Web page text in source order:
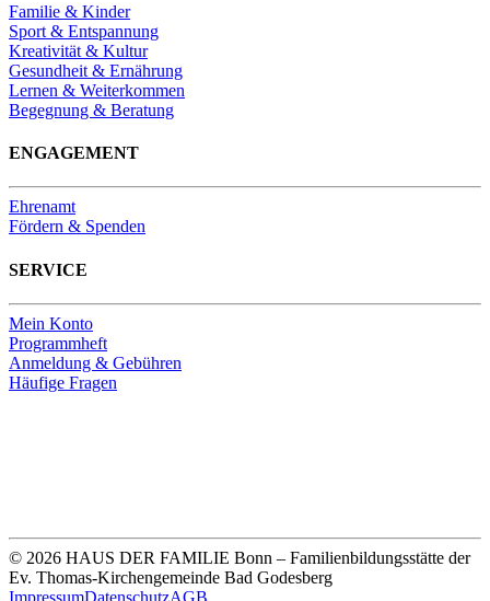
Familie & Kinder
Sport & Entspannung
Kreativität & Kultur
Gesundheit & Ernährung
Lernen & Weiterkommen
Begegnung & Beratung
ENGAGEMENT
Ehrenamt
Fördern & Spenden
SERVICE
Mein Konto
Programmheft
Anmeldung & Gebühren
Häufige Fragen
© 2026 HAUS DER FAMILIE Bonn – Familienbildungsstätte der
Ev. Thomas-Kirchengemeinde Bad Godesberg
ImpressumDatenschutzAGB